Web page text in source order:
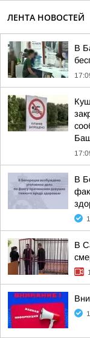
ЛЕНТА НОВОСТЕЙ
В
В
В